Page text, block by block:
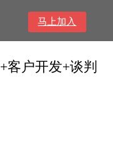
马上加入
客户开发+谈判